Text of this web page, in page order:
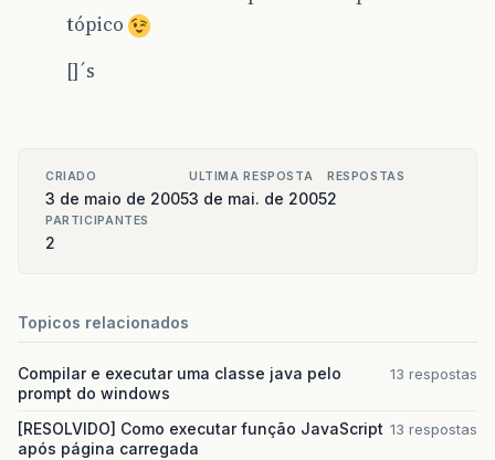
tópico
[]´s
CRIADO
3 de maio de 2005
ULTIMA RESPOSTA
3 de mai. de 2005
RESPOSTAS
2
PARTICIPANTES
2
Topicos relacionados
Compilar e executar uma classe java pelo
prompt do windows
13 respostas
[RESOLVIDO] Como executar função JavaScript
após página carregada
13 respostas